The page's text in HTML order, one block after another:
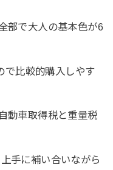
部で大人の基本色が6
で比較的購入しやす
動車取得税と重量税
手に補い合いながら